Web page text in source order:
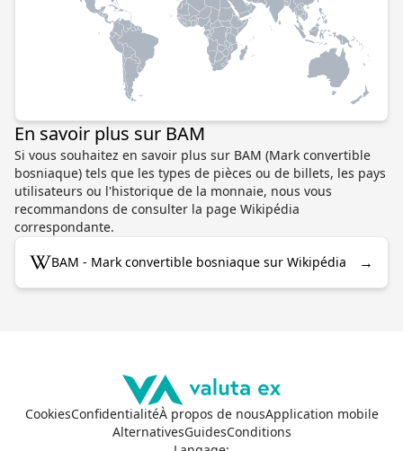
En savoir plus sur BAM
Si vous souhaitez en savoir plus sur BAM (Mark convertible
bosniaque) tels que les types de pièces ou de billets, les pays
utilisateurs ou l'historique de la monnaie, nous vous
recommandons de consulter la page Wikipédia
correspondante.
BAM - Mark convertible bosniaque sur Wikipédia →
CookiesConfidentialitéÀ propos de nousApplication mobile
AlternativesGuidesConditions